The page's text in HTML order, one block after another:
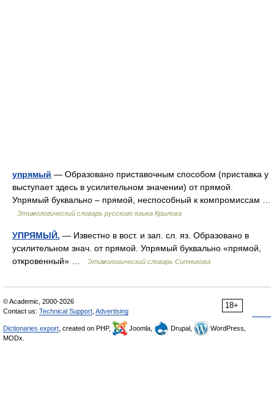
упрямый — Образовано приставочным способом (приставка у
выступает здесь в усилительном значении) от прямой.
Упрямый буквально – прямой, неспособный к компромиссам …
Этимологический словарь русского языка Крылова
УПРЯМЫЙ. — Известно в вост. и зап. сл. яз. Образовано в
усилительном знач. от прямой. Упрямый буквально «прямой,
откровенный» …
Этимологический словарь Ситникова
18+
© Academic, 2000-2026
Contact us: Technical Support Advertising
Dictionaries export , created on PHP, Joomla, Drupal,
WordPress,
MODx.